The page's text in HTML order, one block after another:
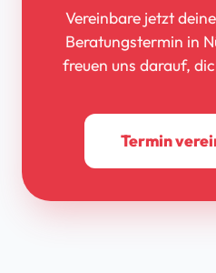
Vereinbare jetzt
Beratungstermin in
freuen uns darauf,
Termin